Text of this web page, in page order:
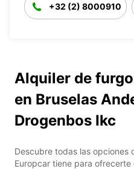
+32 (2) 8000910
Alquiler de
en Bruselas
Drogenbos Ikc
Descubre todas las opciones
Europcar tiene para ofrecerte